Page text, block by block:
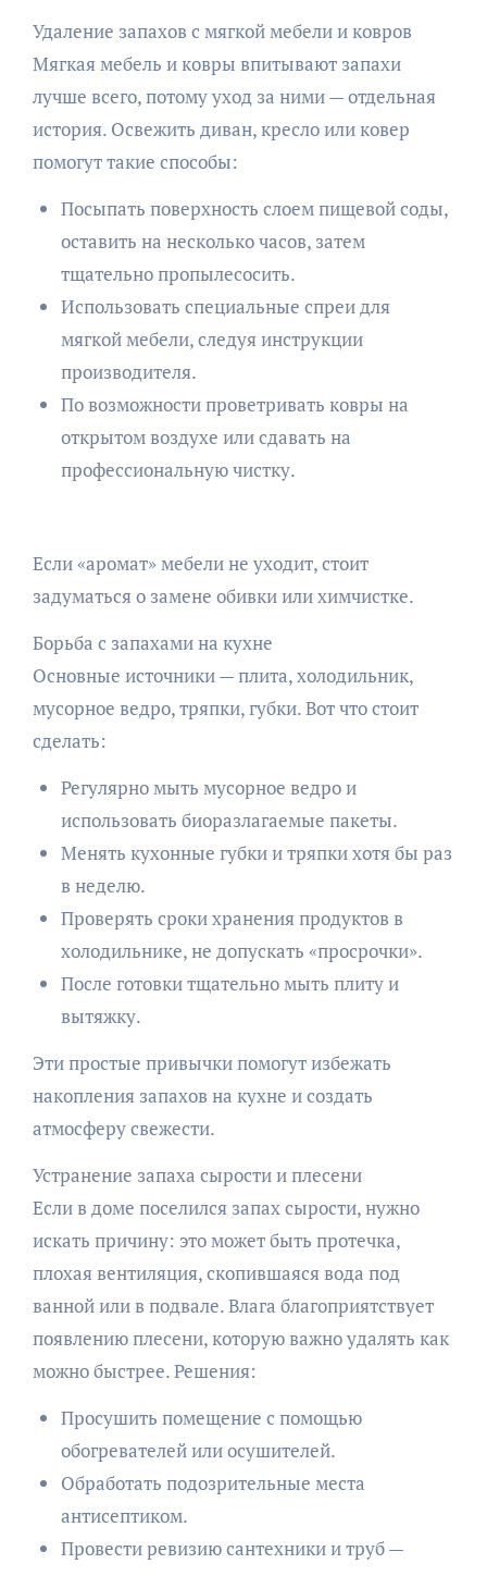
Удаление запахов с мягкой мебели и ковров
Мягкая мебель и ковры впитывают запахи
лучше всего, потому уход за ними — отдельная
история. Освежить диван, кресло или ковер
помогут такие способы:
Посыпать поверхность слоем пищевой соды,
оставить на несколько часов, затем
тщательно пропылесосить.
Использовать специальные спреи для
мягкой мебели, следуя инструкции
производителя.
По возможности проветривать ковры на
открытом воздухе или сдавать на
профессиональную чистку.
Если «аромат» мебели не уходит, стоит
задуматься о замене обивки или химчистке.
Борьба с запахами на кухне
Основные источники — плита, холодильник,
мусорное ведро, тряпки, губки. Вот что стоит
сделать:
Регулярно мыть мусорное ведро и
использовать биоразлагаемые пакеты.
Менять кухонные губки и тряпки хотя бы раз
в неделю.
Проверять сроки хранения продуктов в
холодильнике, не допускать «просрочки».
После готовки тщательно мыть плиту и
вытяжку.
Эти простые привычки помогут избежать
накопления запахов на кухне и создать
атмосферу свежести.
Устранение запаха сырости и плесени
Если в доме поселился запах сырости, нужно
искать причину: это может быть протечка,
плохая вентиляция, скопившаяся вода под
ванной или в подвале. Влага благоприятствует
появлению плесени, которую важно удалять как
можно быстрее. Решения:
Просушить помещение с помощью
обогревателей или осушителей.
Обработать подозрительные места
антисептиком.
Провести ревизию сантехники и труб —